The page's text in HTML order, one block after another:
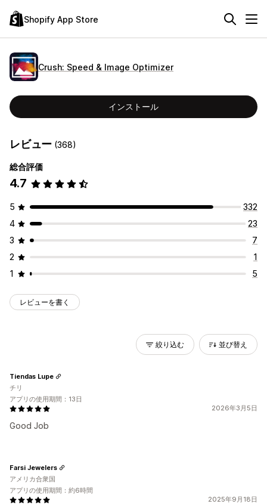
Shopify App Store
Crush: Speed & Image Optimizer
インストール
レビュー (368)
総合評価
4.7
5
332
4
23
3
7
2
1
1
5
レビューを書く
絞り込む 並び替え
2026年3月5日
Good Job
Tiendas Lupe
チリ
アプリの使用期間：13日
2025年9月18日
Farsi Jewelers
アメリカ合衆国
アプリの使用期間：約6時間